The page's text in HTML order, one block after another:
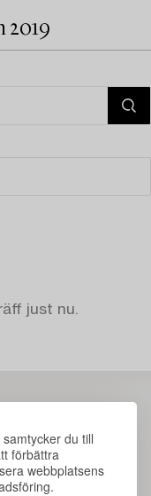
du till
förbättra
webbplatsens
2019
just nu.